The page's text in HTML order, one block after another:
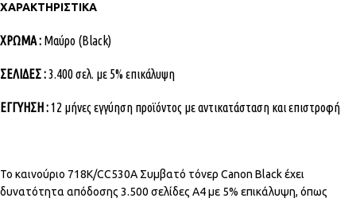
ΧΑΡΑΚΤΗΡΙΣΤΙΚΑ
ΧΡΩΜΑ : Μαύρο (Black)
ΣΕΛΙΔΕΣ :3.400 σελ. με 5% επικάλυψη
ΕΓΓΥΗΣΗ : 12 μήνες εγγύηση προϊόντος με αντικατάσταση και επιστροφή
Το καινούριο 718K/CC530A Συμβατό τόνερ Canon Black έχει
δυνατότητα απόδοσης 3.500 σελίδες Α4 με 5% επικάλυψη, όπως